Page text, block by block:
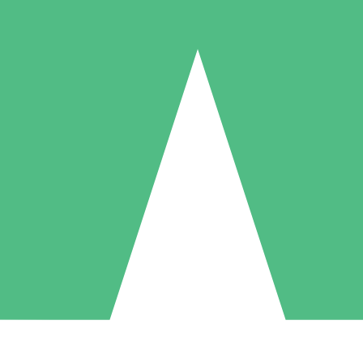
Individuella Kreditpaket
per användning med nedladdningskrediter. Inget månatligt åtagande
5 Nedladdningar
US$